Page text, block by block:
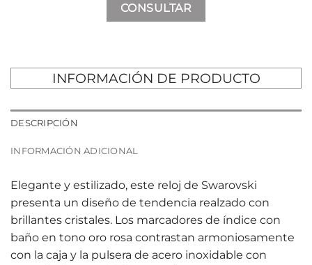
CONSULTAR
INFORMACIÓN DE PRODUCTO
DESCRIPCIÓN
INFORMACIÓN ADICIONAL
Elegante y estilizado, este reloj de Swarovski
presenta un diseño de tendencia realzado con
brillantes cristales. Los marcadores de índice con
baño en tono oro rosa contrastan armoniosamente
con la caja y la pulsera de acero inoxidable con